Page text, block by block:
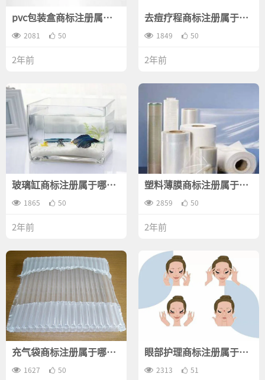
pvc包装盒商标注册属于
哪一类？
2081 50
2年前
去痘疗程商标注册属于哪
一类？
1849 50
2年前
玻璃缸商标注册属于哪一
类？
1865 50
2年前
塑料薄膜商标注册属于哪
一类？
2859 50
2年前
充气袋商标注册属于哪一
类？
1627 50
眼部护理商标注册属于哪
一类？
2313 51